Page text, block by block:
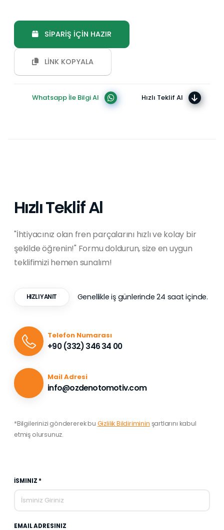
SİPARİŞ İÇİN HAZIR
LİNK KOPYALA
Whatsapp İle Bilgi Al Hızlı Teklif Al
Hızlı Teklif Al
"İhtiyacınız olan fren parçalarını hızlı ve kolay bir
şekilde öğrenin!" Formu doldurun, size en uygun
teklifimizi hemen sunalım!
HIZLI YANIT Genellikle iş günlerinde 24 saat içinde.
Telefon Numarası
+90 (332) 346 34 00
Mail Adresi
info@ozdenotomotiv.com
*Bilgilerinizi göndererek bu Gizlilik Bildiriminin şartlarını kabul
etmiş olursunuz.
İSMINIZ *
EMAIL ADRESINIZ